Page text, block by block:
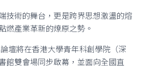
技術的舞台，更是跨界思想激盪的熔
燃產業革新的燎原之勢。
論壇將在香港大學青年科創學院（深
館雙會場同步啟幕，並面向全國直